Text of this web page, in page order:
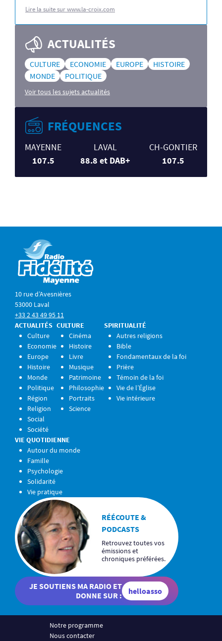
Lire la suite sur www.la-croix.com
ACTUALITÉS
CULTURE ECONOMIE EUROPE
HISTOIRE
MONDE
POLITIQUE
Voir tous les sujets actualités
FRÉQUENCES
MAYENNE
107.5
LAVAL
88.8 et DAB+
CH-GONTIER
107.5
10 rue d’Avesnières
53000 Laval
+33 2 43 49 95 11
ACTUALITÉS
Culture
Economie
Europe
Histoire
Monde
Politique
Région
Religion
Social
Société
CULTURE
Cinéma
Histoire
Livre
Musique
Patrimoine
Philosophie
Portraits
Science
SPIRITUALITÉ
Autres religions
Bible
Fondamentaux de la foi
Prière
Témoin de la foi
Vie de l’Église
Vie intérieure
VIE QUOTIDIENNE
Autour du monde
Famille
Psychologie
Solidarité
Vie pratique
RÉÉCOUTE &
PODCASTS
Retrouvez toutes vos
émissions et
chroniques préférées.
JE SOUTIENS MA RADIO ET
DONNE SUR :
helloasso
Notre programme
Nous contacter